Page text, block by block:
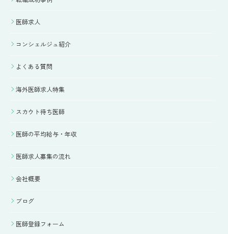
医師求人
コンシェルジュ紹介
よくある質問
海外医師求人特集
スカウト待ち医師
医師の平均給与・年収
医師求人募集の流れ
会社概要
ブログ
医師登録フォーム